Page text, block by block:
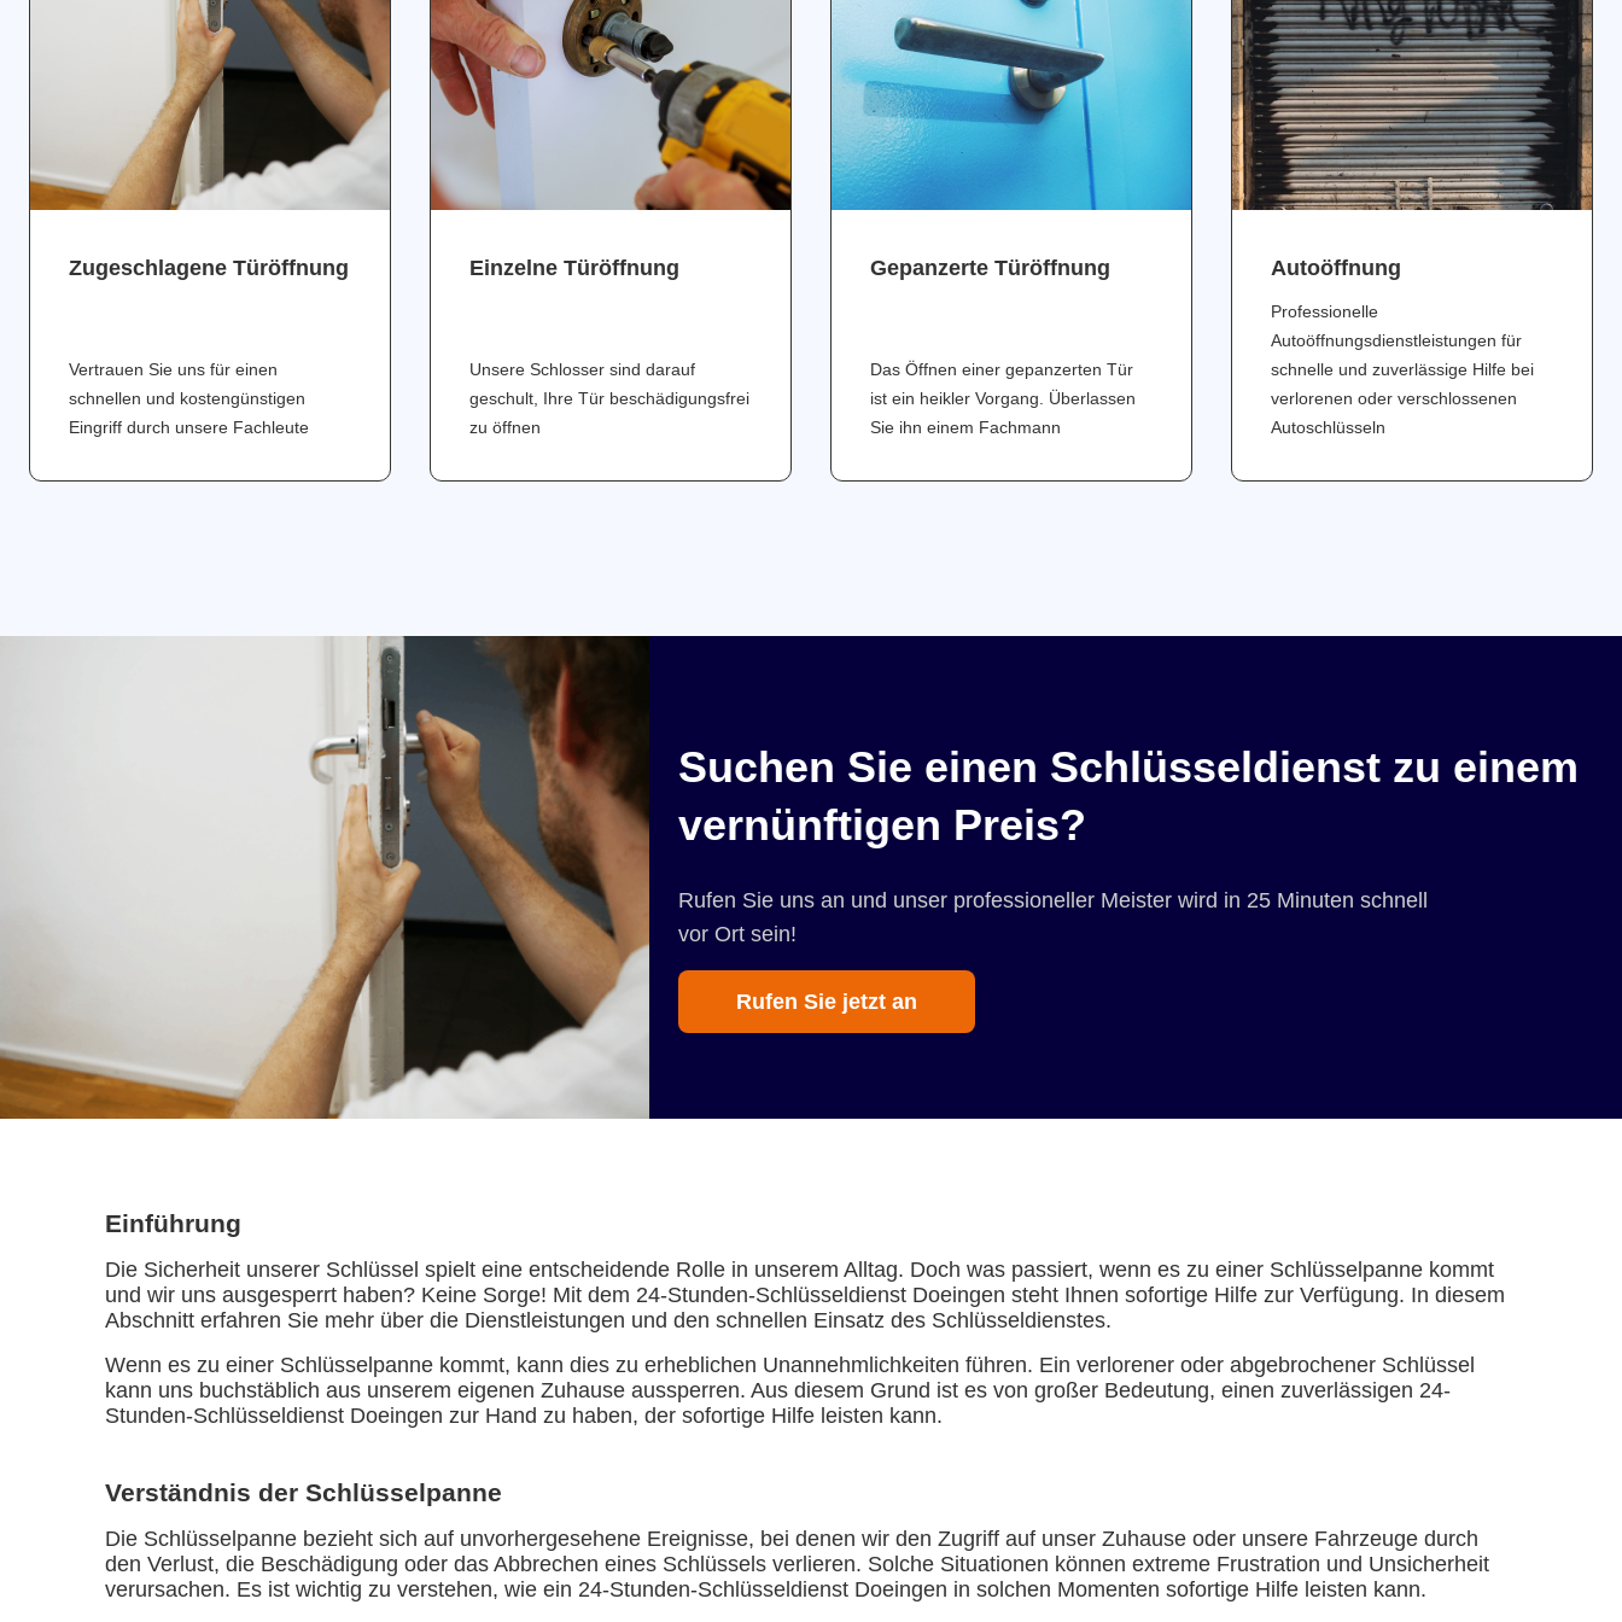
Zugeschlagene Türöffnung
Vertrauen Sie uns für einen
schnellen und kostengünstigen
Eingriff durch unsere Fachleute
Einzelne Türöffnung
Unsere Schlosser sind darauf
geschult, Ihre Tür beschädigungsfrei
zu öffnen
Gepanzerte Türöffnung
Das Öffnen einer gepanzerten Tür
ist ein heikler Vorgang. Überlassen
Sie ihn einem Fachmann
Аutoöffnung
Professionelle
Autoöffnungsdienstleistungen für
schnelle und zuverlässige Hilfe bei
verlorenen oder verschlossenen
Autoschlüsseln
Suchen Sie einen Schlüsseldienst zu einem
vernünftigen Preis?
Rufen Sie uns an und unser professioneller Meister wird in 25 Minuten schnell
vor Ort sein!
Rufen Sie jetzt an
Einführung
Die Sicherheit unserer Schlüssel spielt eine entscheidende Rolle in unserem Alltag. Doch was passiert, wenn es zu einer Schlüsselpanne kommt
und wir uns ausgesperrt haben? Keine Sorge! Mit dem 24-Stunden-Schlüsseldienst Doeingen steht Ihnen sofortige Hilfe zur Verfügung. In diesem
Abschnitt erfahren Sie mehr über die Dienstleistungen und den schnellen Einsatz des Schlüsseldienstes.
Wenn es zu einer Schlüsselpanne kommt, kann dies zu erheblichen Unannehmlichkeiten führen. Ein verlorener oder abgebrochener Schlüssel
kann uns buchstäblich aus unserem eigenen Zuhause aussperren. Aus diesem Grund ist es von großer Bedeutung, einen zuverlässigen 24-
Stunden-Schlüsseldienst Doeingen zur Hand zu haben, der sofortige Hilfe leisten kann.
Verständnis der Schlüsselpanne
Die Schlüsselpanne bezieht sich auf unvorhergesehene Ereignisse, bei denen wir den Zugriff auf unser Zuhause oder unsere Fahrzeuge durch
den Verlust, die Beschädigung oder das Abbrechen eines Schlüssels verlieren. Solche Situationen können extreme Frustration und Unsicherheit
verursachen. Es ist wichtig zu verstehen, wie ein 24-Stunden-Schlüsseldienst Doeingen in solchen Momenten sofortige Hilfe leisten kann.